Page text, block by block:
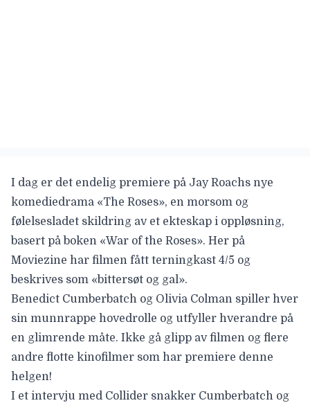
I dag er det endelig premiere på Jay Roachs nye
komediedrama «The Roses», en morsom og
følelsesladet skildring av et ekteskap i oppløsning,
basert på boken «War of the Roses». Her på
Moviezine har filmen fått terningkast 4/5 og
beskrives som «bittersøt og gal».
Benedict Cumberbatch og Olivia Colman spiller hver
sin munnrappe hovedrolle og utfyller hverandre på
en glimrende måte. Ikke gå glipp av filmen og flere
andre flotte kinofilmer som har premiere denne
helgen!
I et intervju med Collider snakker Cumberbatch og